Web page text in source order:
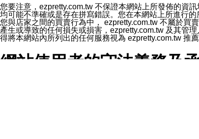
5.開關「接收LINE通知型訊息」
❗️關閉「接收通知型訊息」後，將不會接收到來自任
您要注意，ezpretty.com.tw 不保證本網站上所發佈的資
均可能不準確或是存在拼寫錯誤。您在本網站上所進行
您與店家之間的買賣行為中， ezpretty.com.tw 不屬於買
產生或導致的任何損失或損害，ezpretty.com.tw 及其管
得將本網站內所列出的任何服務視為 ezpretty.com.tw 推
網站使用者的守法義務及